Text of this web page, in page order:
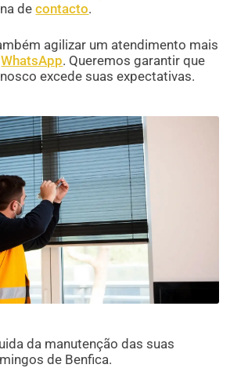
decontacto.
agilizar um atendimento mais
WhatsApp. Queremos garantir que
excede suas expectativas.
da manutenção das suas
de Benfica.